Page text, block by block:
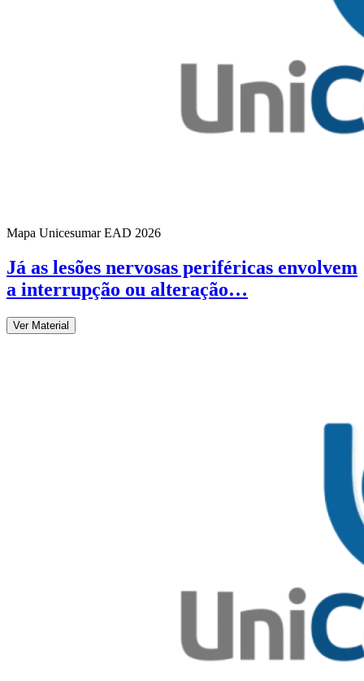
Mapa Unicesumar EAD 2026
Já as lesões nervosas periféricas envolvem
a interrupção ou alteração…
Ver Material